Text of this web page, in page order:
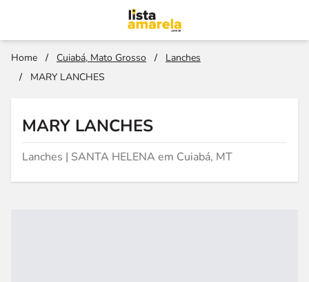
Home / Cuiabá, Mato Grosso /
Lanches
/
MARY LANCHES
MARY LANCHES
Lanches | SANTA HELENA em Cuiabá, MT